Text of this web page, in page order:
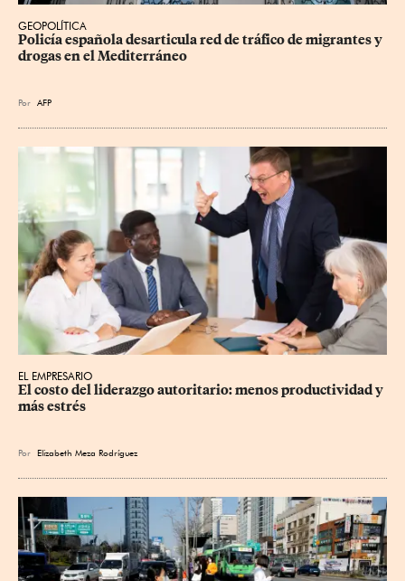
GEOPOLÍTICA
Policía española desarticula red de tráfico de migrantes y
drogas en el Mediterráneo
Por AFP
EL EMPRESARIO
El costo del liderazgo autoritario: menos productividad y
más estrés
Por Elizabeth Meza Rodríguez